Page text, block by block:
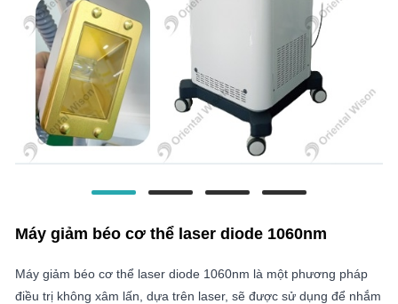
Máy giảm béo cơ thể laser diode 1060nm
Máy giảm béo cơ thể laser diode 1060nm là một phương pháp
điều trị không xâm lấn, dựa trên laser, sẽ được sử dụng để nhắm